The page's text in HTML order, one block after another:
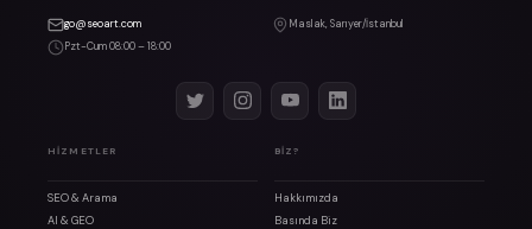
go@seoart.com
Maslak, Sarıyer/İstanbul
Pzt-Cum 08:00 – 18:00
HIZMETLER
SEO & Arama
AI & GEO
BIZ?
Hakkımızda
Basında Biz